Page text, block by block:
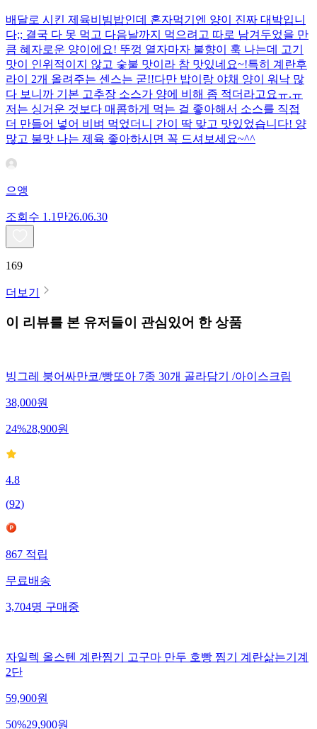
배달로 시킨 제육비빔밥인데 혼자먹기엔 양이 진짜 대박입니
다;; 결국 다 못 먹고 다음날까지 먹으려고 따로 남겨두었을 만
큼 혜자로운 양이에요! 뚜껑 열자마자 불향이 훅 나는데 고기
맛이 인위적이지 않고 숯불 맛이라 참 맛있네요~!특히 계란후
라이 2개 올려주는 센스는 굳!! ​다만 밥이랑 야채 양이 워낙 많
다 보니까 기본 고추장 소스가 양에 비해 좀 적더라고요ㅠ.ㅠ
저는 싱거운 것보다 매콤하게 먹는 걸 좋아해서 소스를 직접
더 만들어 넣어 비벼 먹었더니 간이 딱 맞고 맛있었습니다! 양
많고 불맛 나는 제육 좋아하시면 꼭 드셔보세요~^^
으앵
조회수 1.1만26.06.30
169
더보기
이 리뷰를 본 유저들이 관심있어 한 상품
빙그레 붕어싸만코/빵또아 7종 30개 골라담기 /아이스크림
38,000원
24%28,900원
4.8
(92)
867 적립
무료배송
3,704명 구매중
자일렉 올스텐 계란찜기 고구마 만두 호빵 찜기 계란삶는기계
2단
59,900원
50%29,900원